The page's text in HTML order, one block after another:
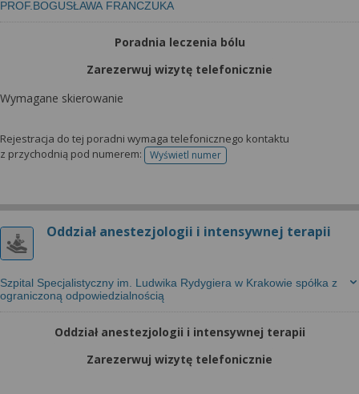
PROF.BOGUSŁAWA FRANCZUKA
Poradnia leczenia bólu
Zarezerwuj wizytę telefonicznie
Wymagane skierowanie
Rejestracja do tej poradni wymaga telefonicznego kontaktu
z przychodnią pod numerem:
Wyświetl numertelefonu do rejestracji
Oddział anestezjologii i intensywnej terapii
Szpital Specjalistyczny im. Ludwika Rydygiera w Krakowie spółka z
ograniczoną odpowiedzialnością
Oddział anestezjologii i intensywnej terapii
Zarezerwuj wizytę telefonicznie